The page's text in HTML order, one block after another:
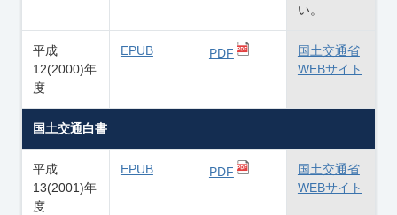
い。
平成
12(2000)年
度
EPUB PDF
国土交通省
WEBサイト
国土交通白書
平成
13(2001)年
度
EPUB PDF
国土交通省
WEBサイト